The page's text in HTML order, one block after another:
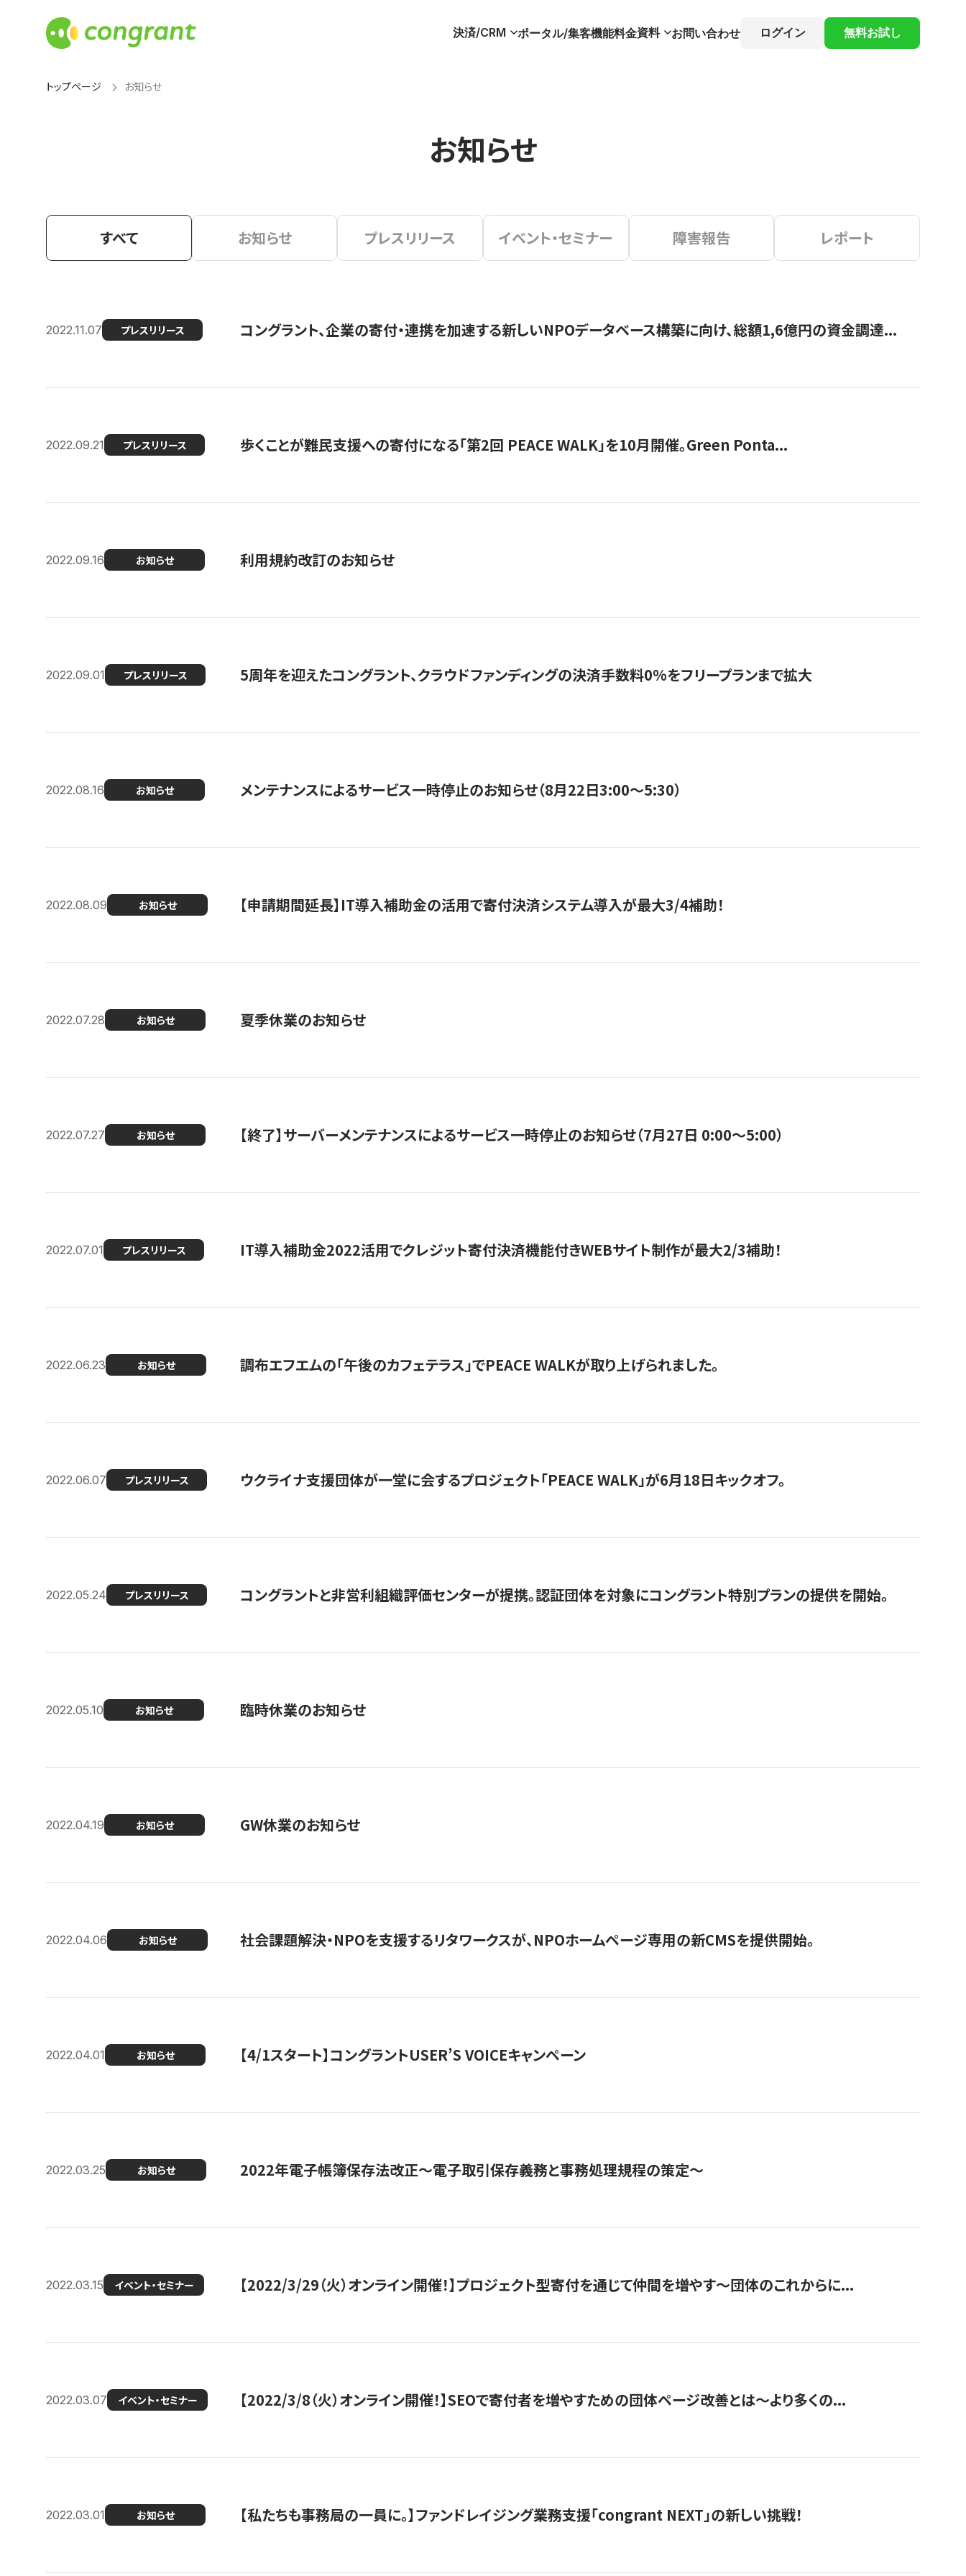
決済/CRM ポータル/集客機能料金資料 お問い合わせ ログイン 無料お試し
トップページ お知らせ
お知らせ
すべて お知らせ プレスリリース イベント・セミナー 障害報告 レポート
2022.11.07 プレスリリース コングラント、企業の寄付・連携を加速する新しいNPOデータベース構築に向け、総額1,6億円の資金調達...
2022.09.21 プレスリリース 歩くことが難民支援への寄付になる「第2回 PEACE WALK」を10月開催。Green Ponta...
2022.09.16 お知らせ 利用規約改訂のお知らせ
2022.09.01 プレスリリース 5周年を迎えたコングラント、クラウドファンディングの決済手数料0%をフリープランまで拡大
2022.08.16 お知らせ メンテナンスによるサービス一時停止のお知らせ（8月22日3:00〜5:30）
2022.08.09 お知らせ 【申請期間延長】IT導入補助金の活用で寄付決済システム導入が最大3/4補助！
2022.07.28 お知らせ 夏季休業のお知らせ
2022.07.27 お知らせ 【終了】サーバーメンテナンスによるサービス一時停止のお知らせ（7月27日 0:00〜5:00）
2022.07.01 プレスリリース IT導入補助金2022活用でクレジット寄付決済機能付きWEBサイト制作が最大2/3補助！
2022.06.23 お知らせ 調布エフエムの「午後のカフェテラス」でPEACE WALKが取り上げられました。
2022.06.07 プレスリリース ウクライナ支援団体が一堂に会するプロジェクト「PEACE WALK」が6月18日キックオフ。
2022.05.24 プレスリリース コングラントと非営利組織評価センターが提携。認証団体を対象にコングラント特別プランの提供を開始。
2022.05.10 お知らせ 臨時休業のお知らせ
2022.04.19 お知らせ GW休業のお知らせ
2022.04.06 お知らせ 社会課題解決・NPOを支援するリタワークスが、NPOホームページ専用の新CMSを提供開始。
2022.04.01 お知らせ 【4/1スタート】コングラントUSER’S VOICEキャンペーン
2022.03.25 お知らせ 2022年電子帳簿保存法改正～電子取引保存義務と事務処理規程の策定～
2022.03.15 イベント・セミナー 【2022/3/29（火）オンライン開催！】プロジェクト型寄付を通じて仲間を増やす～団体のこれからに...
2022.03.07 イベント・セミナー 【2022/3/8（火）オンライン開催！】SEOで寄付者を増やすための団体ページ改善とは～より多くの...
2022.03.01 お知らせ 【私たちも事務局の一員に。】ファンドレイジング業務支援「congrant NEXT」の新しい挑戦！